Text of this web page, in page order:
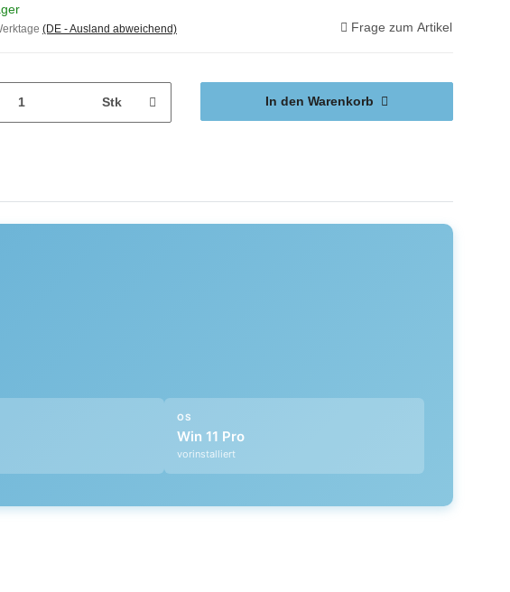
(DE - Ausland abweichend) Frage zum Artikel
Stk In den Warenkorb
OS
Win 11 Pro
vorinstalliert